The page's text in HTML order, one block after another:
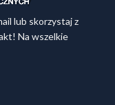
lub skorzystaj z
Na wszelkie